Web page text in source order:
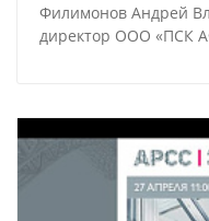
Филимонов Андрей
директор ООО «ПСК